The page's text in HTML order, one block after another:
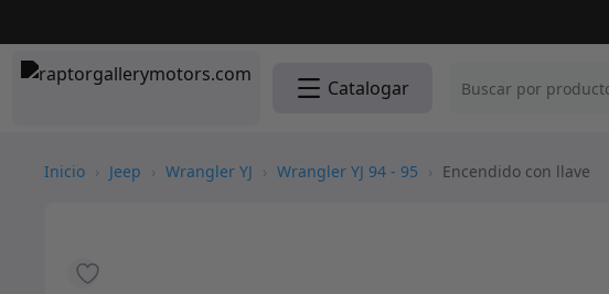
Catalogar
Inicio › Jeep › Wrangler YJ › Wrangler YJ 94 - 95 › Encendido con llave